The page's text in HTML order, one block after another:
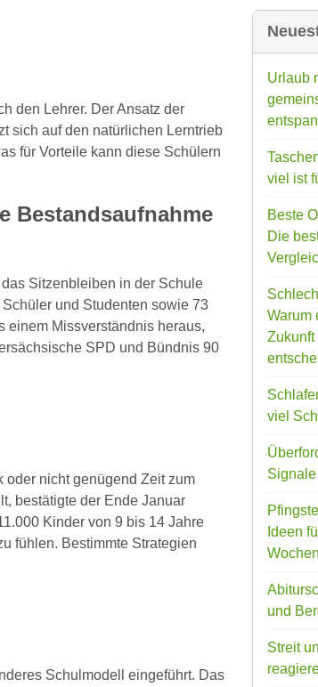
den Lehrer. Der Ansatz der
sich auf den natürlichen Lerntrieb
für Vorteile kann diese Schülern
Bestandsaufnahme
Sitzenbleiben in der Schule
und Studenten sowie 73
einem Missverständnis heraus,
SPD und Bündnis 90
nicht genügend Zeit zum
bestätigte der Ende Januar
Kinder von 9 bis 14 Jahre
fühlen. Bestimmte Strategien
Schulmodell eingeführt. Das
Urlaub
viel ist
Beste
Die
Warum
Zukunft
viel
Ideen
und
Streit